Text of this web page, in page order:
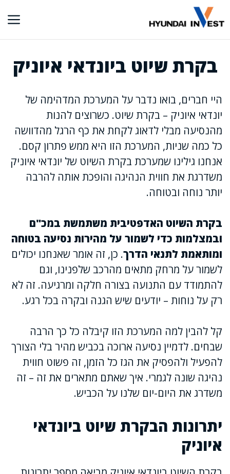
לדלג
לתוכן
בקרת שיוט ביונדאי איוניק
היי חברים, בואו נדבר על המערכת המדהימה של
יונדאי איוניק – בקרת שיוט. כשרוצים להנות
מהנסיעה מבלי לדאוג לקחת את כף הרגל מהדוושה
כל כמה שניות, המערכת הזו היא ממש פתרון קסם.
אנחנו גילינו שמערכת בקרת השיוט של יונדאי איוניק
משדרגת את חווית הנהיגה והופכת אותה להרבה
יותר נוחה ובטוחה.
בקרת השיוט האדפטיבית משתמשת במכ"ם
ובמצלמות כדי לשמור על מהירות נסיעה בטוחה
ומותאמת לתנאי הדרך. כן, זה אומר שאנחנו יכולים
לשמור על מרחק מתאים מהרכב שלפנינו, וגם
להתמודד עם התנועה בצורה חלקה ומרגיעה. זה לא
רק על נוחות – יודעים שיש הגנה ובקרה בכל רגע.
קל להבין למה המערכת הזו קיבלה כל כך הרבה
שבחים. לדמיין נסיעה ארוכה בכביש מהיר בלי הצורך
להפעיל ולהפסיק את הגז כל הזמן, זה פשוט חווית
נהיגה שונה לגמרי. איך שאתם מתארים את זה – זה
משדרג את היום-יום שלנו על הכביש.
יתרונות הבקרת שיוט ביונדאי
איוניק